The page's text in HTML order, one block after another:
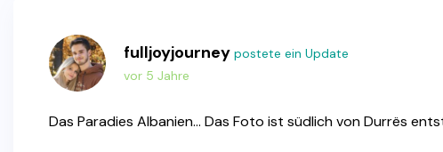
fulljoyjourney postete ein Update
vor 5 Jahre
Das Paradies Albanien… Das Foto ist südlich von Durrës